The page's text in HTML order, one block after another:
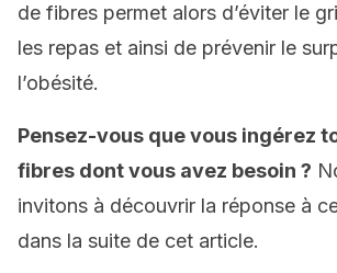
de fibres permet alors d’éviter le
les repas et ainsi de prévenir le
l’obésité.
Pensez-vous que vous ingérez
fibres dont vous avez besoin ?
invitons à découvrir la réponse à
dans la suite de cet article.